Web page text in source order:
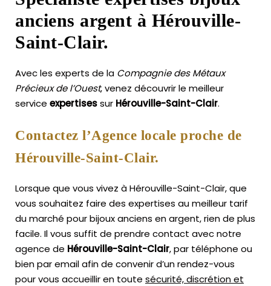
anciens argent à Hérouville-
Saint-Clair.
Avec les experts de la Compagnie des Métaux
Précieux de l’Ouest, venez découvrir le meilleur
service expertisessur Hérouville-Saint-Clair.
Contactez l’Agence locale proche de
Hérouville-Saint-Clair.
Lorsque que vous vivez à Hérouville-Saint-Clair, que
vous souhaitez faire des expertises au meilleur tarif
du marché pour bijoux anciens en argent, rien de plus
facile. Il vous suffit de prendre contact avec notre
agence de Hérouville-Saint-Clair, par téléphone ou
bien par email afin de convenir d’un rendez-vous
pour vous accueillir en toute sécurité, discrétion et